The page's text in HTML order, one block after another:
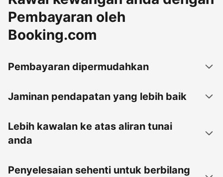
Pembayaran oleh
Booking.com
Pembayaran dipermudahkan
Jaminan pendapatan yang lebih baik
Lebih kawalan ke atas aliran tunai
anda
Penyelesaian sehenti untuk berbilang